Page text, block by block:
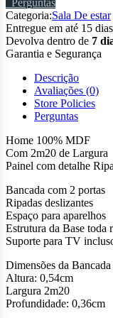
100%
MDF
Com
Led
Castaca
portas
Painel
Para
TV
75"
Polegadas
_
Cor
Naturalle
Off
White
quantidade
Categoria:Sala De estar
Entregue em até 15 dias
Devolva dentro de 7
Garantia e Segurança
Descrição
Avaliações (0)
Store Policies
Perguntas
Home 100% MDF
Com 2m20 de Largura
Painel com detalhe
Bancada com 2 portas
Ripadas deslizantes
Espaço para aparelhos
Estrutura da Base toda
Suporte para TV
Dimensões da Bancada
Altura: 0,54cm
Largura 2m20
Profundidade: 0,36cm